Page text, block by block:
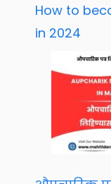
How to
in 2024